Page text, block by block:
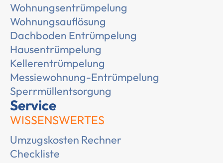
Wohnungsentrümpelung
Wohnungsauflösung
Dachboden Entrümpelung
Hausentrümpelung
Kellerentrümpelung
Messiewohnung-Entrümpelung
Sperrmüllentsorgung
Service
WISSENSWERTES
Umzugskosten Rechner
Checkliste